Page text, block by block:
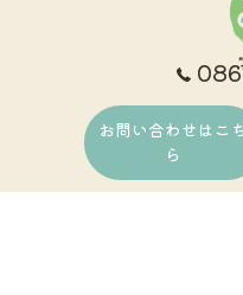
お問い合わせはこち
ら
© 2026 岡山で保護者支援ならNPO